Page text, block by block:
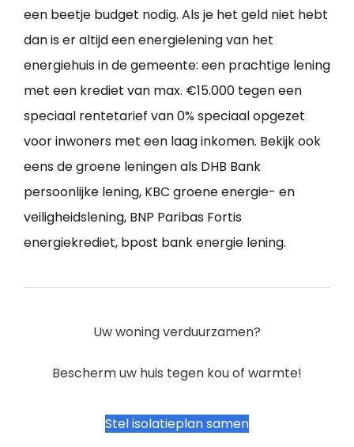
een beetje budget nodig. Als je het geld niet hebt
dan is er altijd een energielening van het
energiehuis in de gemeente: een prachtige lening
met een krediet van max. €15.000 tegen een
speciaal rentetarief van 0% speciaal opgezet
voor inwoners met een laag inkomen. Bekijk ook
eens de groene leningen als DHB Bank
persoonlijke lening, KBC groene energie- en
veiligheidslening, BNP Paribas Fortis
energiekrediet, bpost bank energie lening.
Uw woning verduurzamen?
Bescherm uw huis tegen kou of warmte!
Stel isolatieplan samen